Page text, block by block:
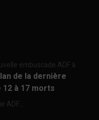
embuscade ADF à
de la dernière
12 à 17 morts
ADF...